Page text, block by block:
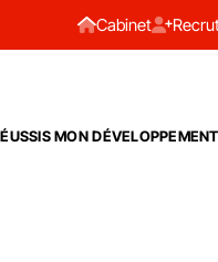
Cabinet
MON DÉVELOPPEMENT